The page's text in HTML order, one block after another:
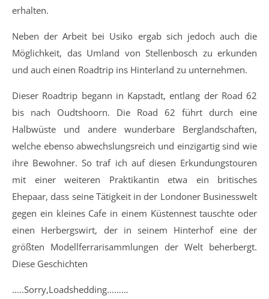
erhalten.
Neben der Arbeit bei Usiko ergab sich jedoch auch die
Möglichkeit, das Umland von Stellenbosch zu erkunden
und auch einen Roadtrip ins Hinterland zu unternehmen.
Dieser Roadtrip begann in Kapstadt, entlang der Road 62
bis nach Oudtshoorn. Die Road 62 führt durch eine
Halbwüste und andere wunderbare Berglandschaften,
welche ebenso abwechslungsreich und einzigartig sind wie
ihre Bewohner. So traf ich auf diesen Erkundungstouren
mit einer weiteren Praktikantin etwa ein britisches
Ehepaar, dass seine Tätigkeit in der Londoner Businesswelt
gegen ein kleines Cafe in einem Küstennest tauschte oder
einen Herbergswirt, der in seinem Hinterhof eine der
größten Modellferrarisammlungen der Welt beherbergt.
Diese Geschichten
.….Sorry,Loadshedding………